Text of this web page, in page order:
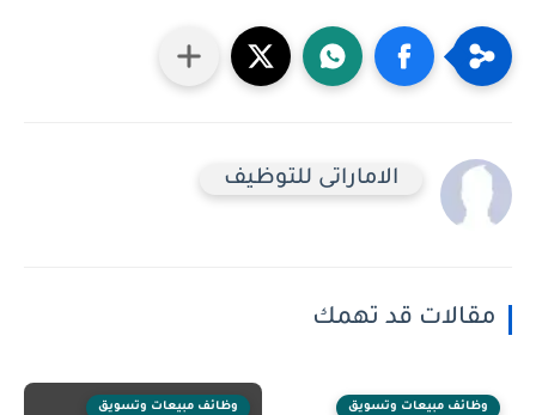
الاماراتى للتوظيف
مقالات قد تهمك
وظائف مبيعات وتسويق وظائف مبيعات وتسويق